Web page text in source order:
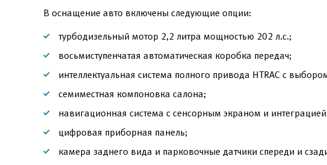
В оснащение авто включены следующие опции:
турбодизельный мотор 2,2 литра мощностью 202 л.с.;
восьмиступенчатая автоматическая коробка передач;
интеллектуальная система полного привода HTRAC с
семиместная компоновка салона;
навигационная система с сенсорным экраном и
цифровая приборная панель;
камера заднего вида и парковочные датчики спереди и